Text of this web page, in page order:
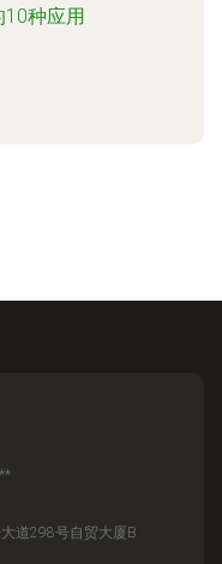
10种应用
道298号自贸大厦B